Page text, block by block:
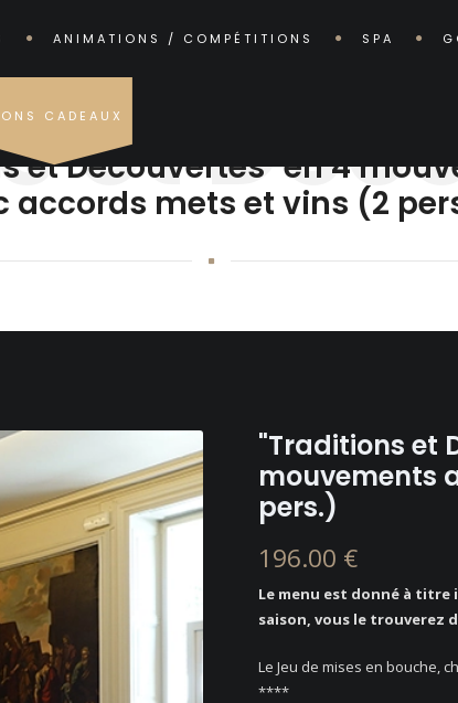
ANIMATIONS / COMPÉTITIONS SPA
CADEAUX
et
et Découvertes" en 4
accords mets et vins (2
"Traditions et
mouvements
pers.)
196.00 €
Le menu est donné à
saison, vous le trouverez
Le Jeu de mises en bouche,
****